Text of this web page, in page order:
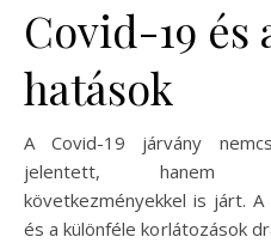
Covid-19 és
hatások
A Covid-19 járvány
jelentett, hanem
következményekkel is járt.
és a különféle korlátozások